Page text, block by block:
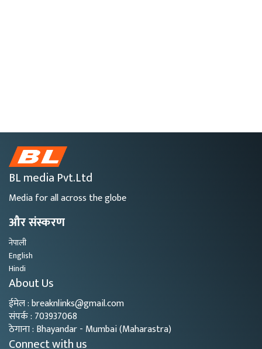
BL media Pvt.Ltd
Media for all across the globe
और संस्करण
नेपाली
English
Hindi
About Us
ईमेल : breaknlinks@gmail.com
संपर्क : 703937068
ठेगाना : Bhayandar - Mumbai (Maharastra)
Connect with us